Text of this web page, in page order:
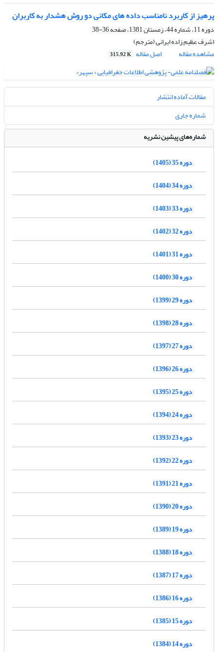
پرهیز از کاربرد نامناسب داده های مکانی دو روش هشدار به کاربران
دوره 11، شماره 44، زمستان 1381، صفحه
36-38
اشرف عظیم زاده ایرانی (مترجم)
مشاهده مقاله
اصل مقاله 315.92 K
مقالات آماده انتشار
شماره جاری
شماره‌های پیشین نشریه
دوره 35 (1405)
دوره 34 (1404)
دوره 33 (1403)
دوره 32 (1402)
دوره 31 (1401)
دوره 30 (1400)
دوره 29 (1399)
دوره 28 (1398)
دوره 27 (1397)
دوره 26 (1396)
دوره 25 (1395)
دوره 24 (1394)
دوره 23 (1393)
دوره 22 (1392)
دوره 21 (1391)
دوره 20 (1390)
دوره 19 (1389)
دوره 18 (1388)
دوره 17 (1387)
دوره 16 (1386)
دوره 15 (1385)
دوره 14 (1384)